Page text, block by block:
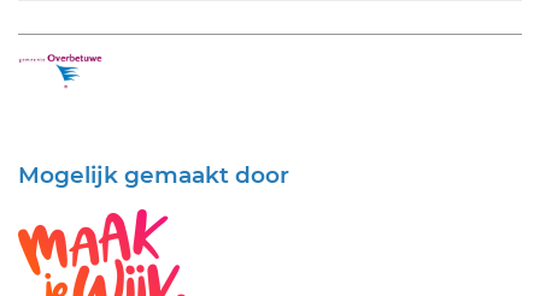
Mogelijk gemaakt door